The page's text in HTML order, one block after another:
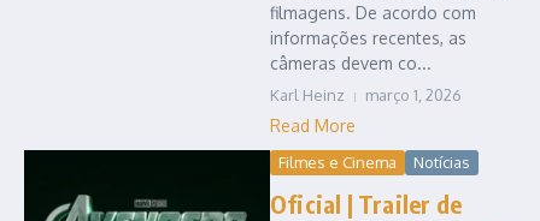
filmagens. De acordo com
informações recentes, as
câmeras devem co...
Karl Heinz março 1, 2026
Read More
Filmes e Cinema Notícias
Oficial | Trailer de